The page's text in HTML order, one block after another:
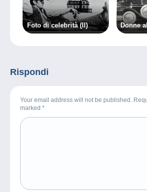
Foto di celebrità (II) Donne
Rispondi
Your email address will not be published.
marked *